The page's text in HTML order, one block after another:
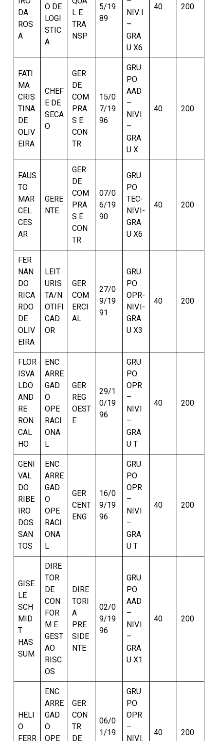
DA
ROS
A
O DE
LOGI
STIC
A
L E
TRA
NSP
5/19
89
NIV I
–
GRA
U X6
40 200
FATI
MA
CRIS
TINA
DE
OLIV
EIRA
CHEF
E DE
SECA
O
GER
DE
COM
PRA
S E
CON
TR
15/0
7/19
96
GRU
PO
AAD
–
NIV.I
–
GRA
U X
40 200
FAUS
TO
MAR
CEL
CES
AR
GERE
NTE
GER
DE
COM
PRA
S E
CON
TR
07/0
6/19
90
GRU
PO
TEC-
NIV.I-
GRA
U X6
40 200
FER
NAN
DO
RICA
RDO
DE
OLIV
EIRA
LEIT
URIS
TA/N
OTIFI
CAD
OR
GER
COM
ERCI
AL
27/0
9/19
91
GRU
PO
OPR-
NIV.I-
GRA
U X3
40 200
FLOR
ISVA
LDO
AND
RE
RON
CAL
HO
ENC
ARRE
GAD
O
OPE
RACI
ONA
L
GER
REG
OEST
E
29/1
0/19
96
GRU
PO
OPR
–
NIV.I
–
GRA
U T
40 200
GENI
VAL
DO
RIBE
IRO
DOS
SAN
TOS
ENC
ARRE
GAD
O
OPE
RACI
ONA
L
GER
CENT
ENG
16/0
9/19
96
GRU
PO
OPR
–
NIV.I
–
GRA
U T
40 200
GISE
LE
SCH
MID
T
HAS
SUM
DIRE
TOR
DE
CON
FOR
M E
GEST
AO
RISC
OS
DIRE
TORI
A
PRE
SIDE
NTE
02/0
9/19
96
GRU
PO
AAD
–
NIV.I
–
GRA
U X1
40 200
HELI
O
FERR
ENC
ARRE
GAD
O
OPE
GER
CON
TR
DE
06/0
1/19
GRU
PO
OPR
–
NIV.I.
40 200